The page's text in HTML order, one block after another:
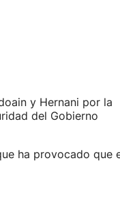
y Hernani por la
del Gobierno
ha provocado que